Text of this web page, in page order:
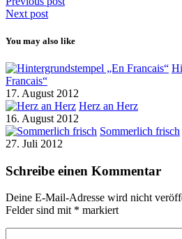
Next post
You may also like
Francais“
17. August 2012
Herz an Herz
16. August 2012
Sommerlich frisch
27. Juli 2012
Schreibe einen Kommentar
Deine E-Mail-Adresse wird nicht
Felder sind mit * markiert